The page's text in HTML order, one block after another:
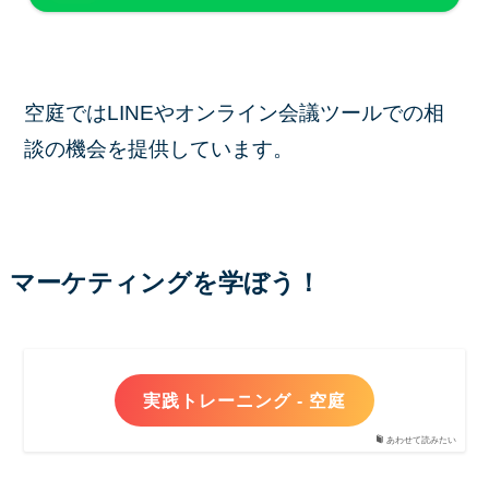
空庭ではLINEやオンライン会議ツールでの相
談の機会を提供しています。
マーケティングを学ぼう！
あわせて読みたい
実践トレーニング - 空庭